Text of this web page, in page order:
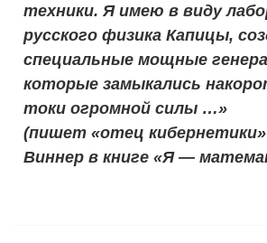
техники. Я имею в виду
русского физика Капицы,
специальные мощные
которые замыкались
токи огромной силы …»
(пишет «отец
Виннер в книге «Я —